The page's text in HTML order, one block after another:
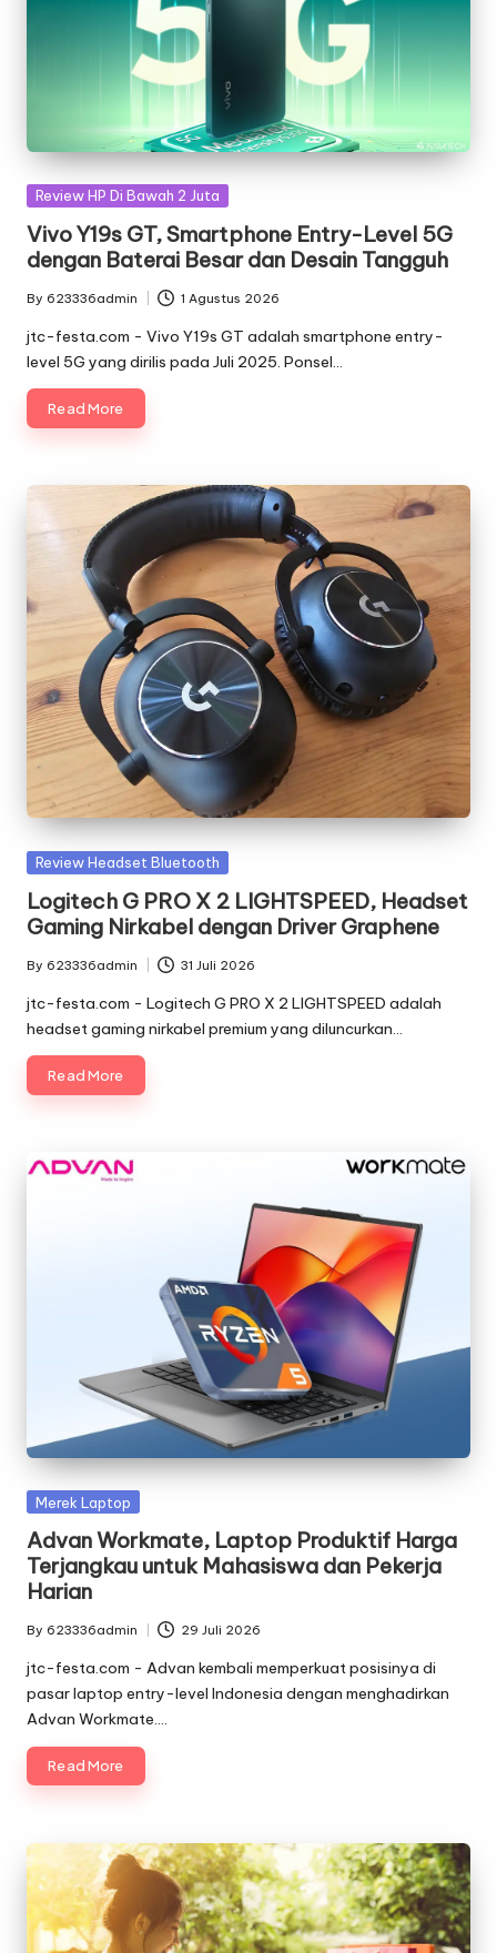
Posted
Review HP Di Bawah 2 Juta
Vivo Y19s GT, Smartphone Entry-Level 5G
dengan Baterai Besar dan Desain Tangguh
Posted
by
By 623336admin 1 Agustus 2026
jtc-festa.com - Vivo Y19s GT adalah smartphone entry-
level 5G yang dirilis pada Juli 2025. Ponsel…
Read More
Posted
Review Headset Bluetooth
Logitech G PRO X 2 LIGHTSPEED, Headset
Gaming Nirkabel dengan Driver Graphene
Posted
by
By 623336admin 31 Juli 2026
jtc-festa.com - Logitech G PRO X 2 LIGHTSPEED adalah
headset gaming nirkabel premium yang diluncurkan…
Read More
Posted
Merek Laptop
Advan Workmate, Laptop Produktif Harga
Terjangkau untuk Mahasiswa dan Pekerja
Harian
Posted
by
By 623336admin 29 Juli 2026
jtc-festa.com - Advan kembali memperkuat posisinya di
pasar laptop entry-level Indonesia dengan menghadirkan
Advan Workmate.…
Read More